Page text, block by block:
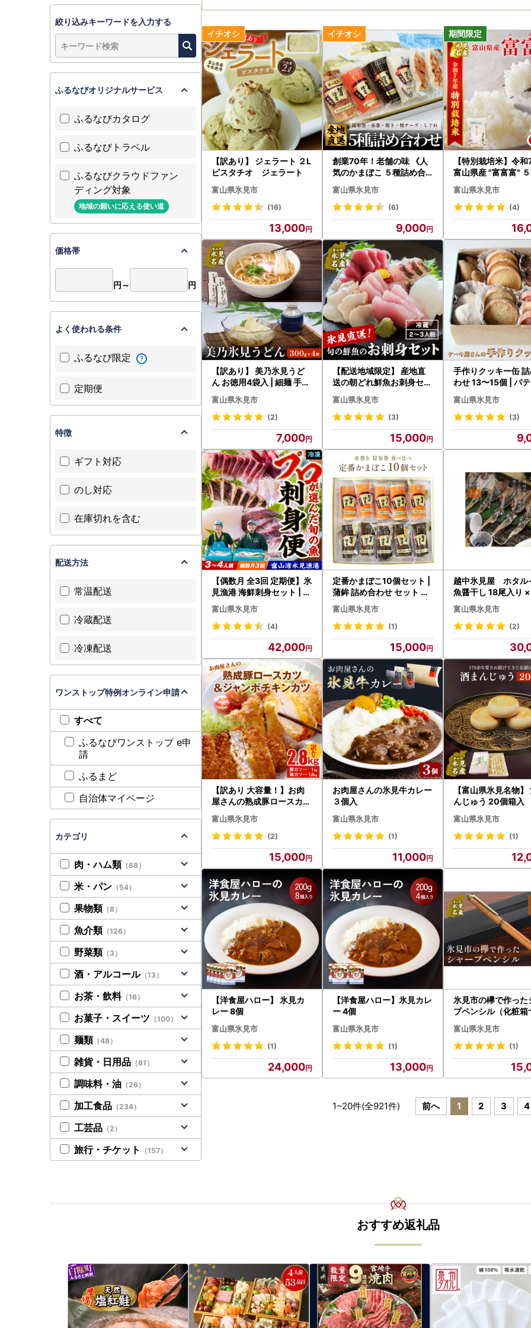
【訳あり】 ジェラート ２L
ピスタチオ ジェラート
富山県氷見市
(16)
13,000
創業70年！老舗の味 《人
気のかまぼこ ５種詰め合
わせセット》 富山 かまぼ
こ
富山県氷見市
(6)
9,000
【特別栽培米】令
富山県産 "富富富"
富山県氷見市
(4)
【訳あり】 美乃氷見うど
ん お徳用4袋入 | 細麺 手延
べ うどん
富山県氷見市
(2)
7,000
【配送地域限定】 産地直
送の朝どれ鮮魚お刺身セッ
ト 2〜３人前 平日お届け
富山県氷見市
(3)
15,000
手作りクッキー缶
わせ 13〜15個 | パ
リー ギフト おやつ
富山県氷見市
(3)
【偶数月 全3回 定期便】氷
見漁港 海鮮刺身セット | 詰
め合わせ 冷凍 刺身
富山県氷見市
(4)
42,000
定番かまぼこ10個セット |
蒲鉾 詰め合わせ セット 食
べ比べ 富山 氷見
富山県氷見市
(1)
15,000
越中氷見屋 ホタル
魚醤干し 18尾入り
〈冷凍〉 ホタルイカ
富山県氷見市
(2)
【訳あり 大容量！】お肉
屋さんの熟成豚ロースカツ
1kg+ジャンボチキンカツ1.
8kgセット 〈冷凍〉
富山県氷見市
(2)
15,000
お肉屋さんの氷見牛カレー
３個入
富山県氷見市
(1)
11,000
【富山県氷見名物】
んじゅう 20個箱入
屋製（創業江戸嘉永
富山県氷見市
(1)
【洋食屋ハロー】 氷見カ
レー 8個
富山県氷見市
(1)
24,000
【洋食屋ハロー】氷見カレ
ー 4個
富山県氷見市
(1)
13,000
氷見市の欅で作った
プペンシル（化粧箱
富山県氷見市
(1)
1~20件(全921件) 前へ 1 2 3 4
絞り込みキーワードを入力する
ふるなびオリジナルサービス
ふるなびカタログ
ふるなびトラベル
ふるなびクラウドファン
ディング対象
地域の願いに応える使い道
価格帯
円～ 円
よく使われる条件
ふるなび限定
定期便
特徴
ギフト対応
のし対応
在庫切れを含む
配送方法
常温配送
冷蔵配送
冷凍配送
ワンストップ特例オンライン申請
すべて
ふるなびワンストップ e申
請
ふるまど
自治体マイページ
カテゴリ
肉・ハム類 （68）
米・パン （54）
果物類 （8）
魚介類 （126）
野菜類 （3）
酒・アルコール（13）
お茶・飲料（16）
お菓子・スイーツ （100）
麺類 （48）
雑貨・日用品 （81）
調味料・油 （26）
加工食品 （234）
工芸品 （2）
旅行・チケット （157）
おすすめ返礼品